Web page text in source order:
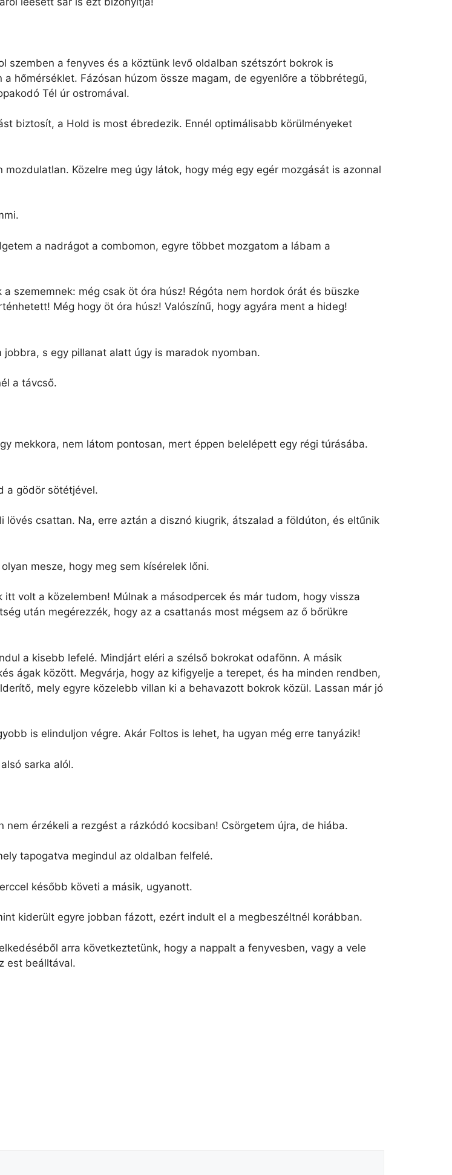
szemben a fenyves és a köztünk levő oldalban szétszórt bokrok is
hőmérséklet. Fázósan húzom össze magam, de egyenlőre a többrétegű,
Tél úr ostromával.
biztosít, a Hold is most ébredezik. Ennél optimálisabb körülményeket
Közelre meg úgy látok, hogy még egy egér mozgását is azonnal
a nadrágot a combomon, egyre többet mozgatom a lábam a
szememnek: még csak öt óra húsz! Régóta nem hordok órát és büszke
Még hogy öt óra húsz! Valószínű, hogy agyára ment a hideg!
s egy pillanat alatt úgy is maradok nyomban.
a távcső.
mekkora, nem látom pontosan, mert éppen belelépett egy régi túrásába.
a gödör sötétjével.
csattan. Na, erre aztán a disznó kiugrik, átszalad a földúton, és eltűnik
mesze, hogy meg sem kísérelek lőni.
volt a közelemben! Múlnak a másodpercek és már tudom, hogy vissza
után megérezzék, hogy az a csattanás most mégsem az ő bőrükre
a kisebb lefelé. Mindjárt eléri a szélső bokrokat odafönn. A másik
ágak között. Megvárja, hogy az kifigyelje a terepet, és ha minden rendben,
mely egyre közelebb villan ki a behavazott bokrok közül. Lassan már jó
is elinduljon végre. Akár Foltos is lehet, ha ugyan még erre tanyázik!
sarka alól.
érzékeli a rezgést a rázkódó kocsiban! Csörgetem újra, de hiába.
tapogatva megindul az oldalban felfelé.
később követi a másik, ugyanott.
kiderült egyre jobban fázott, ezért indult el a megbeszéltnél korábban.
arra következtetünk, hogy a nappalt a fenyvesben, vagy a vele
est beálltával.